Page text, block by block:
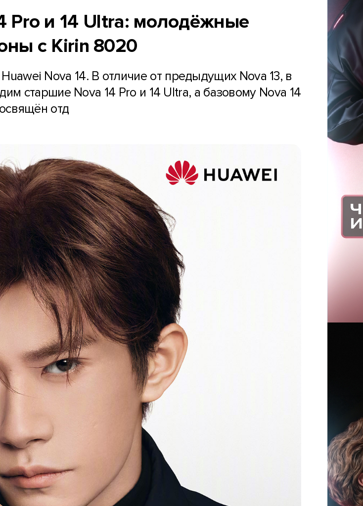
Pro и 14 Ultra: молодёжные
с Kirin 8020
Nova 14. В отличие от предыдущих Nova 13, в
старшие Nova 14 Pro и 14 Ultra, а базовому Nova 14
отд